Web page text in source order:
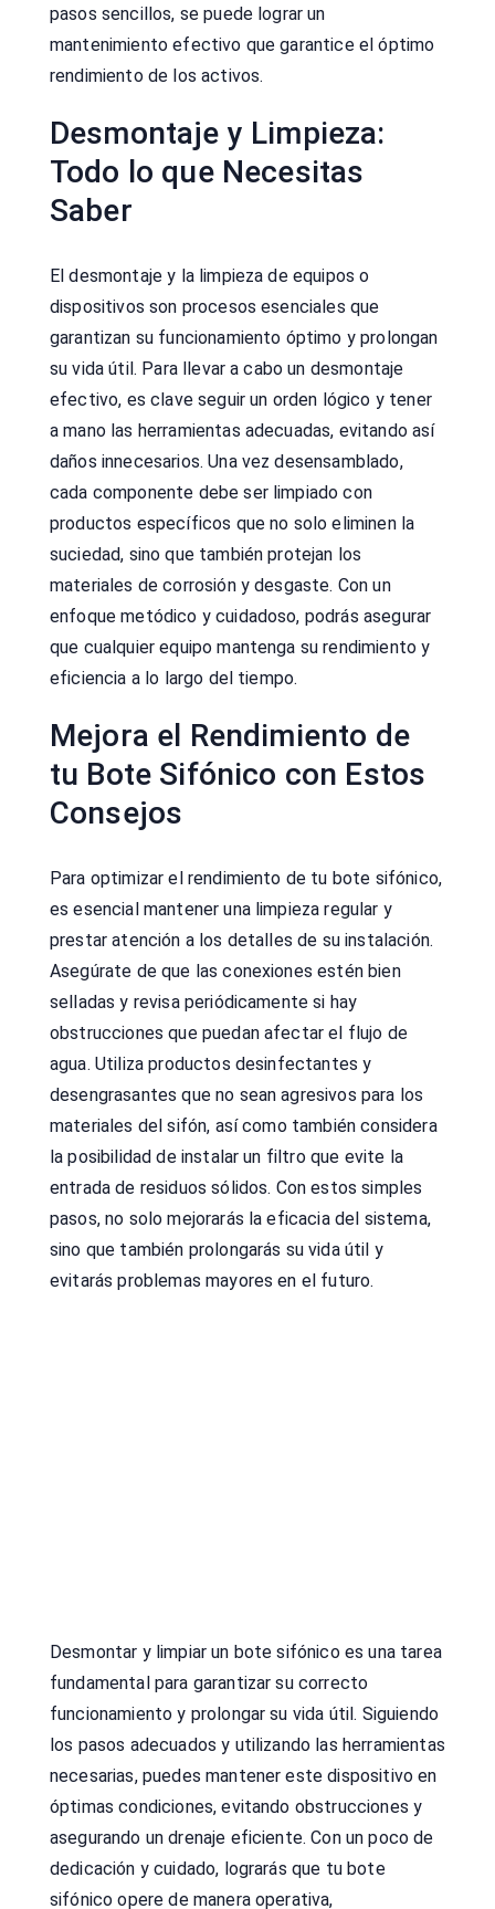
pasos sencillos, se puede lograr un
mantenimiento efectivo que garantice el óptimo
rendimiento de los activos.
Desmontaje y Limpieza:
Todo lo que Necesitas
Saber
El desmontaje y la limpieza de equipos o
dispositivos son procesos esenciales que
garantizan su funcionamiento óptimo y prolongan
su vida útil. Para llevar a cabo un desmontaje
efectivo, es clave seguir un orden lógico y tener
a mano las herramientas adecuadas, evitando así
daños innecesarios. Una vez desensamblado,
cada componente debe ser limpiado con
productos específicos que no solo eliminen la
suciedad, sino que también protejan los
materiales de corrosión y desgaste. Con un
enfoque metódico y cuidadoso, podrás asegurar
que cualquier equipo mantenga su rendimiento y
eficiencia a lo largo del tiempo.
Mejora el Rendimiento de
tu Bote Sifónico con Estos
Consejos
Para optimizar el rendimiento de tu bote sifónico,
es esencial mantener una limpieza regular y
prestar atención a los detalles de su instalación.
Asegúrate de que las conexiones estén bien
selladas y revisa periódicamente si hay
obstrucciones que puedan afectar el flujo de
agua. Utiliza productos desinfectantes y
desengrasantes que no sean agresivos para los
materiales del sifón, así como también considera
la posibilidad de instalar un filtro que evite la
entrada de residuos sólidos. Con estos simples
pasos, no solo mejorarás la eficacia del sistema,
sino que también prolongarás su vida útil y
evitarás problemas mayores en el futuro.
Desmontar y limpiar un bote sifónico es una tarea
fundamental para garantizar su correcto
funcionamiento y prolongar su vida útil. Siguiendo
los pasos adecuados y utilizando las herramientas
necesarias, puedes mantener este dispositivo en
óptimas condiciones, evitando obstrucciones y
asegurando un drenaje eficiente. Con un poco de
dedicación y cuidado, lograrás que tu bote
sifónico opere de manera operativa,